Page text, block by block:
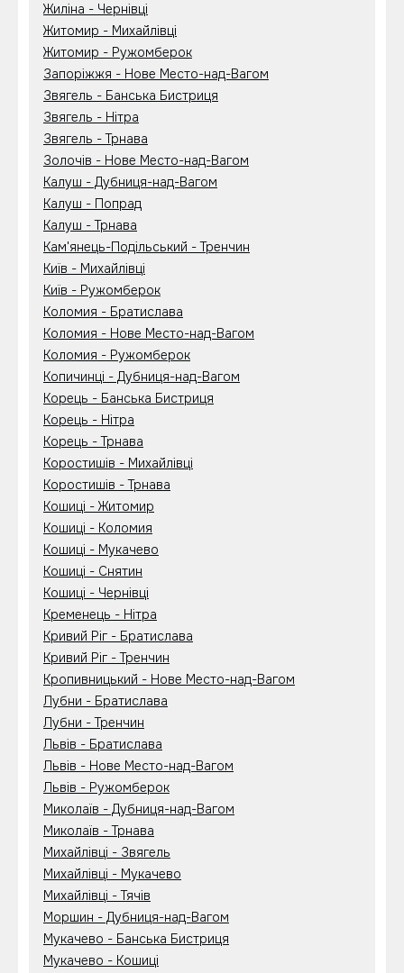
Жиліна - Чернівці
Житомир - Михайлівці
Житомир - Ружомберок
Запоріжжя - Нове Место-над-Вагом
Звягель - Банська Бистриця
Звягель - Нітра
Звягель - Трнава
Золочів - Нове Место-над-Вагом
Калуш - Дубниця-над-Вагом
Калуш - Попрад
Калуш - Трнава
Кам'янець-Подільський - Тренчин
Київ - Михайлівці
Київ - Ружомберок
Коломия - Братислава
Коломия - Нове Место-над-Вагом
Коломия - Ружомберок
Копичинці - Дубниця-над-Вагом
Корець - Банська Бистриця
Корець - Нітра
Корець - Трнава
Коростишів - Михайлівці
Коростишів - Трнава
Кошиці - Житомир
Кошиці - Коломия
Кошиці - Мукачево
Кошиці - Снятин
Кошиці - Чернівці
Кременець - Нітра
Кривий Ріг - Братислава
Кривий Ріг - Тренчин
Кропивницький - Нове Место-над-Вагом
Лубни - Братислава
Лубни - Тренчин
Львів - Братислава
Львів - Нове Место-над-Вагом
Львів - Ружомберок
Миколаїв - Дубниця-над-Вагом
Миколаїв - Трнава
Михайлівці - Звягель
Михайлівці - Мукачево
Михайлівці - Тячів
Моршин - Дубниця-над-Вагом
Мукачево - Банська Бистриця
Мукачево - Кошиці